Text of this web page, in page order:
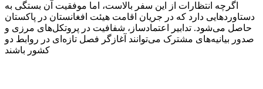
اگرچه انتظارات از این سفر بالاست، اما موفقیت آن بستگی به
دستاوردهایی دارد که در جریان اقامت هیئت افغانستان در پاکستان
حاصل می‌شود. تدابیر اعتمادساز، شفافیت در پروتکل‌های مرزی و
صدور بیانیه‌های مشترک می‌توانند آغازگر فصل تازه‌ای در روابط دو
کشور باشند